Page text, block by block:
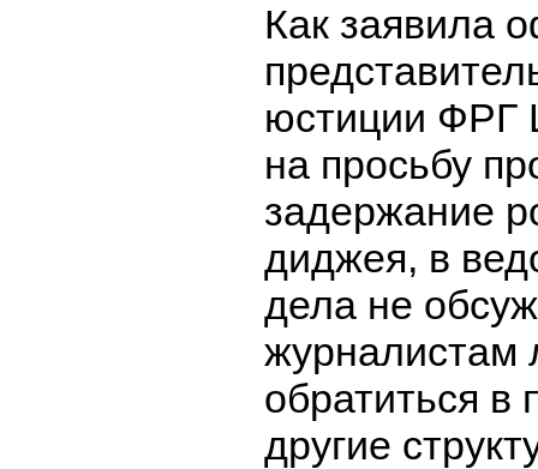
Как заявила
юстиции ФРГ
на просьбу
задержание
диджея, в
дела не
журналистам
обратиться в
другие